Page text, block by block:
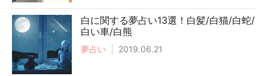
白に関する夢占い13選！白髪/白猫/白蛇/
白い車/白熊
夢占い 2019.06.21